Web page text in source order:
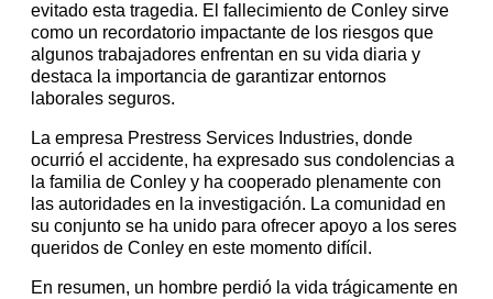
evitado esta tragedia. El fallecimiento de Conley sirve
como un recordatorio impactante de los riesgos que
algunos trabajadores enfrentan en su vida diaria y
destaca la importancia de garantizar entornos
laborales seguros.
La empresa Prestress Services Industries, donde
ocurrió el accidente, ha expresado sus condolencias a
la familia de Conley y ha cooperado plenamente con
las autoridades en la investigación. La comunidad en
su conjunto se ha unido para ofrecer apoyo a los seres
queridos de Conley en este momento difícil.
En resumen, un hombre perdió la vida trágicamente en